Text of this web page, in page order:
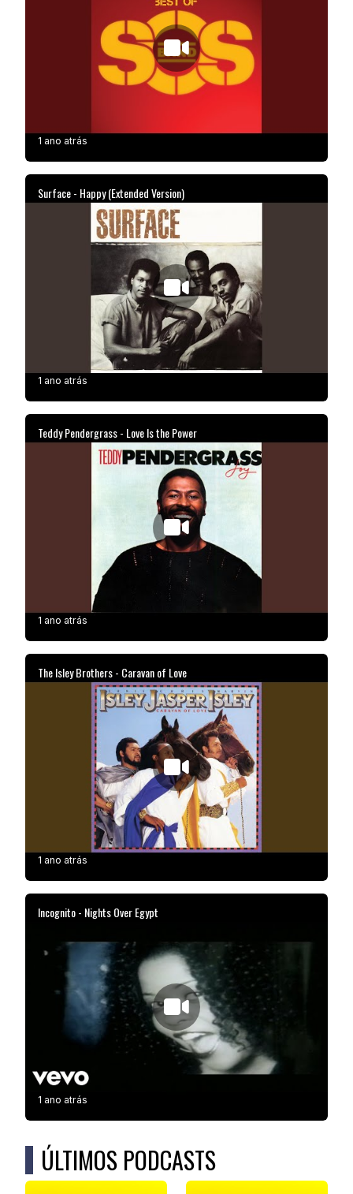
1 ano atrás
Surface - Happy (Extended Version)
1 ano atrás
Teddy Pendergrass - Love Is the Power
1 ano atrás
The Isley Brothers - Caravan of Love
1 ano atrás
Incognito - Nights Over Egypt
1 ano atrás
ÚLTIMOS PODCASTS